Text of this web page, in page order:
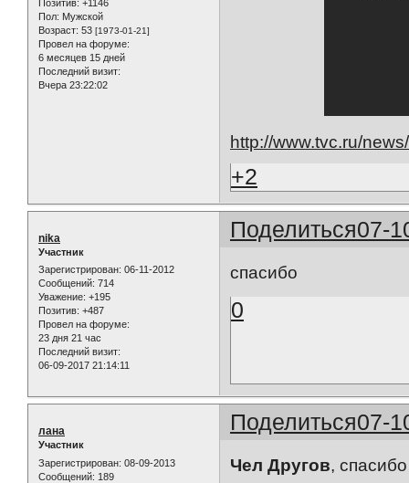
Позитив: +1146
Пол: Мужской
Возраст: 53 [1973-01-21]
Провел на форуме:
6 месяцев 15 дней
Последний визит:
Вчера 23:22:02
http://www.tvc.ru/
+2
Поделиться07-
nika
Участник
Зарегистрирован: 06-11-2012
Сообщений: 714
Уважение: +195
Позитив: +487
Провел на форуме:
23 дня 21 час
Последний визит:
06-09-2017 21:14:11
спасибо
0
Поделиться07-
лана
Участник
Зарегистрирован: 08-09-2013
Сообщений: 189
Чел Другов,